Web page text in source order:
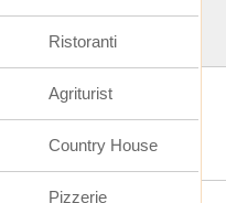
Ristoranti
Agriturist
Country House
Pizzerie